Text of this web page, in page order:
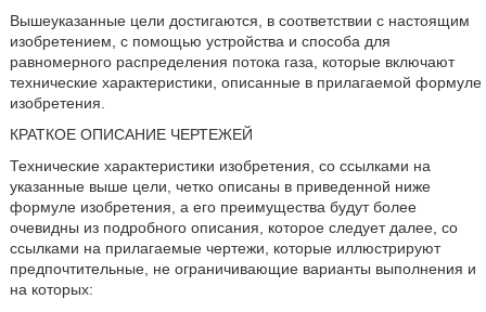
Вышеуказанные цели достигаются, в соответствии с настоящим
изобретением, с помощью устройства и способа для
равномерного распределения потока газа, которые включают
технические характеристики, описанные в прилагаемой формуле
изобретения.
КРАТКОЕ ОПИСАНИЕ ЧЕРТЕЖЕЙ
Технические характеристики изобретения, со ссылками на
указанные выше цели, четко описаны в приведенной ниже
формуле изобретения, а его преимущества будут более
очевидны из подробного описания, которое следует далее, со
ссылками на прилагаемые чертежи, которые иллюстрируют
предпочтительные, не ограничивающие варианты выполнения и
на которых: